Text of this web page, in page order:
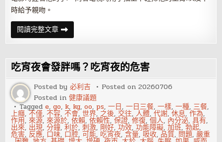
時給予親吻。
閱讀完整文章如
何
通
技
巧
給
性
福
加
分？
吃宵夜會發胖嗎？吃宵夜的危害
Posted by必利吉 Posted on20260706
Posted in健康議題
Taggede,go, k, kg,oo, ps,一日,一日三餐,一樣,一種, 三餐,
上癮,不僅,不容,不會,世界, 之後, 交往,人體,代謝,休息,作為,
作用,來源,來源於,依賴,依賴性,保證,修復,個人, 內分泌,具有,
出來, 出現,分鐘,利於,刺激, 剛好,功效,功能障礙,加班,勃起,
危害, 反應, 口味, 口腔,可能, 吃宵夜,含量, 吸收, 品質, 問題,嚴重